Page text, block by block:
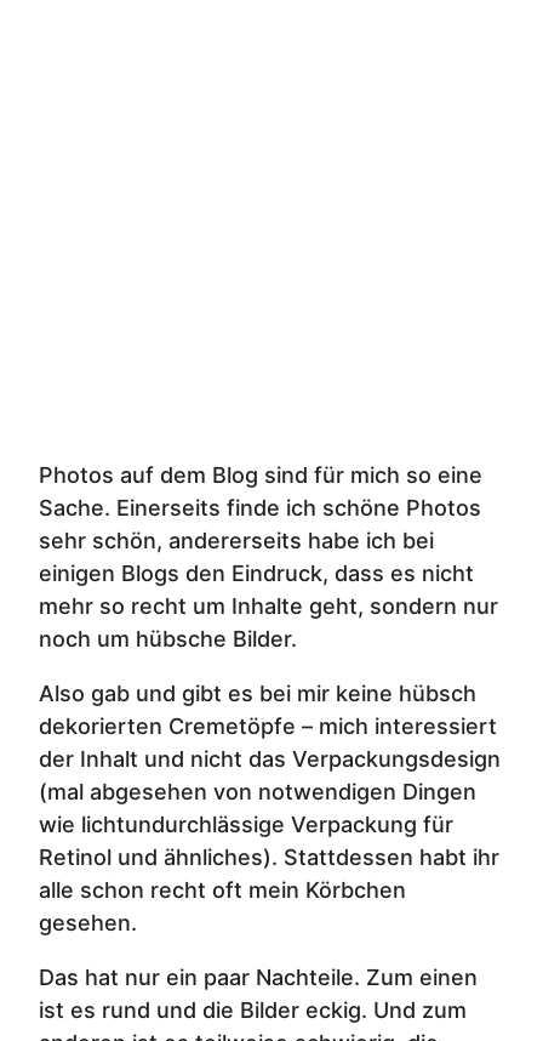
Photos auf dem Blog sind für mich so eine
Sache. Einerseits finde ich schöne Photos
sehr schön, andererseits habe ich bei
einigen Blogs den Eindruck, dass es nicht
mehr so recht um Inhalte geht, sondern nur
noch um hübsche Bilder.
Also gab und gibt es bei mir keine hübsch
dekorierten Cremetöpfe – mich interessiert
der Inhalt und nicht das Verpackungsdesign
(mal abgesehen von notwendigen Dingen
wie lichtundurchlässige Verpackung für
Retinol und ähnliches). Stattdessen habt ihr
alle schon recht oft mein Körbchen
gesehen.
Das hat nur ein paar Nachteile. Zum einen
ist es rund und die Bilder eckig. Und zum